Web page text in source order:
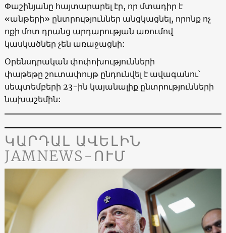
Փաշինյանը հայտարարել էր, որ մտադիր է
«անթերի» ընտրություններ անցկացնել, որոնք ոչ
ոքի մոտ դրանց արդարության առումով
կասկածներ չեն առաջացնի:
Օրենսդրական փոփոխությունների
փաթեթը շուտափույթ ընդունվել է ավագանու՝
սեպտեմբերի 23-ին կայանալիք ընտրությունների
նախաշեմին:
ԿԱՐԴԱԼ ԱՎԵԼԻՆ
JAMNEWS-ՈՒՄ